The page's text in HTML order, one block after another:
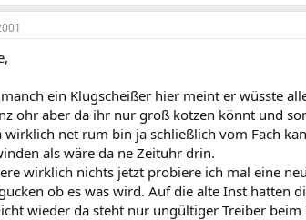
ein Klugscheißer hier meint er wüsste
ohr aber da ihr nur groß kotzen könnt und
wirklich net rum bin ja schließlich vom Fach
als wäre da ne Zeituhr drin.
wirklich nichts jetzt probiere ich mal eine
ob es was wird. Auf die alte Inst hatten
wieder da steht nur ungültiger Treiber beim